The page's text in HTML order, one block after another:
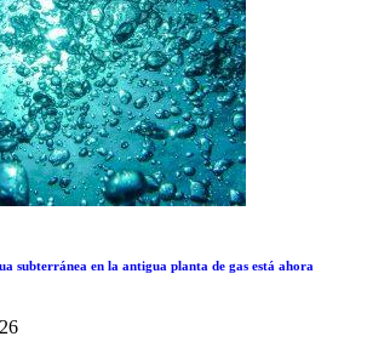
subterránea en la antigua planta de gas está ahora